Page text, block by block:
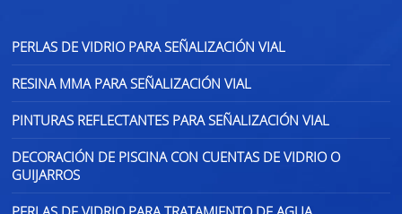
PERLAS DE VIDRIO PARA SEÑALIZACIÓN VIAL
RESINA MMA PARA SEÑALIZACIÓN VIAL
PINTURAS REFLECTANTES PARA SEÑALIZACIÓN VIAL
DECORACIÓN DE PISCINA CON CUENTAS DE VIDRIO O
GUIJARROS